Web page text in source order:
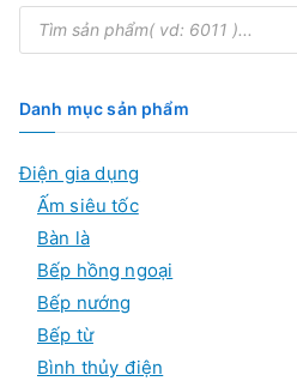
T
m
ế
m
s
n
Danh mục sản phẩm
Điện gia dụng
Ấm siêu tốc
Bàn là
Bếp hồng ngoại
Bếp nướng
Bếp từ
Bình thủy điện